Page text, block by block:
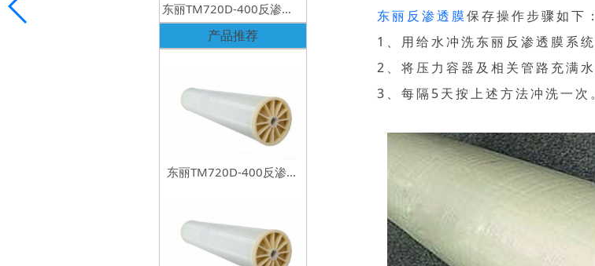
护？
400反渗透膜污染的原因有
东丽TM720D-400反渗透
膜产水异味是什么导致
产品推荐
东丽TM720D-400反渗透
东丽反渗透膜保存操作步骤如下：
1、用给水冲洗东丽反渗透膜系
2、将压力容器及相关管路充满
3、每隔5天按上述方法冲洗一次